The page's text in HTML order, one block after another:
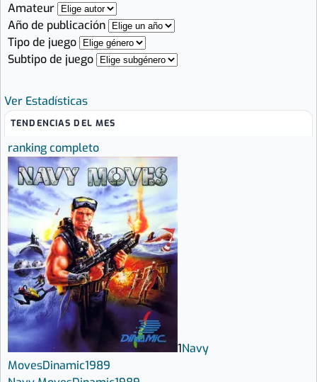
Amateur
Año de publicación
Tipo de juego
Subtipo de juego
Ver Estadísticas
TENDENCIAS DEL MES
ranking completo
1Navy
MovesDinamic1989